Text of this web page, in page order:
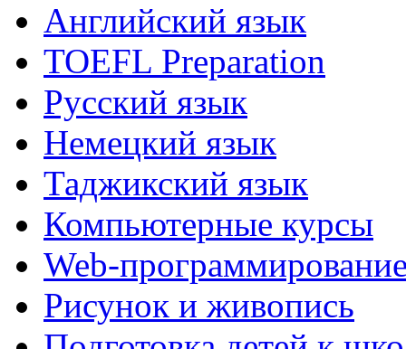
Английский язык
TOEFL Preparation
Русский язык
Немецкий язык
Таджикский язык
Компьютерные курсы
Web-
Рисунок и живопись